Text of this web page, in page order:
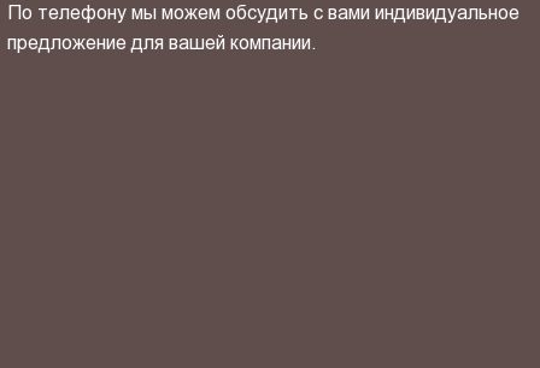
По телефону мы можем обсудить с вами индивидуальное
предложение для вашей компании.
ОТПРАВИТЬ СВОЙ КОНТАКТ